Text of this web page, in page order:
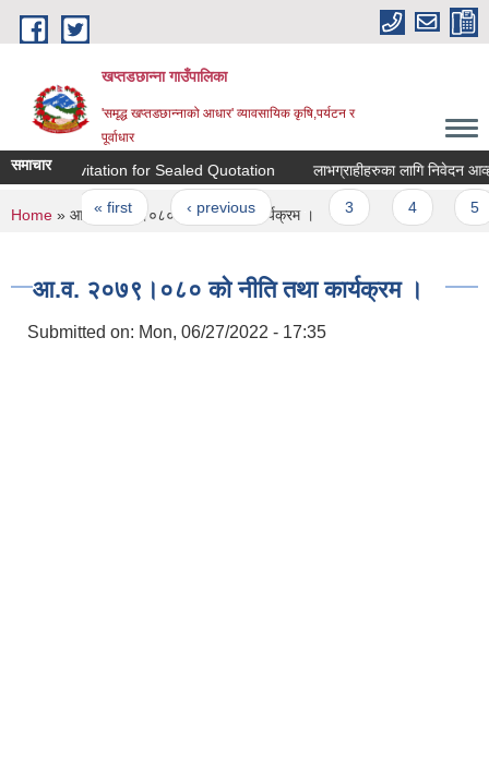
Skip to main content
खप्तडछान्ना गाउँपालिका
'समृद्ध खप्तडछान्नाको आधार' व्यावसायिक कृषि,पर्यटन र
पूर्वाधार
समाचारInvitation for Sealed Quotation लाभग्राहीहरुका लागि निवेदन
Pages
« first ‹ previous …
You are here
Home » आ.व. २०७९।०८० को नीति तथा कार्यक्रम ।
आ.व. २०७९।०८० को नीति तथा कार्यक्रम ।
Submitted on: Mon, 06/27/2022 - 17:35